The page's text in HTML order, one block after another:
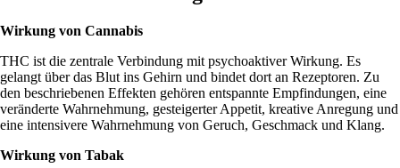
Wirkung von Cannabis
THC ist die zentrale Verbindung mit psychoaktiver Wirkung. Es
gelangt über das Blut ins Gehirn und bindet dort an Rezeptoren. Zu
den beschriebenen Effekten gehören entspannte Empfindungen, eine
veränderte Wahrnehmung, gesteigerterAppetit, kreative Anregung und
eine intensivere Wahrnehmung von Geruch, Geschmack und Klang.
Wirkung von Tabak